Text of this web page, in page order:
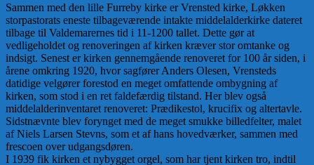
Sammen med den lille Furreby kirke er Vrensted kirke, Løkken
storpastorats eneste tilbageværende intakte middelalderkirke dateret
tilbage til Valdemarernes tid i 11-1200 tallet. Dette gør at
vedligeholdet og renoveringen af kirken kræver stor omtanke og
indsigt. Senest er kirken gennemgående renoveret for 100 år siden, i
årene omkring 1920, hvor sagfører Anders Olesen, Vrensteds
datidige velgører forestod en meget omfattende ombygning af
kirken, som stod i en ret faldefærdig tilstand. Her blev også
middelalderinventaret renoveret: Prædikestol, krucifix og altertavle.
Sidstnævnte blev forynget med de meget smukke billedfelter, malet
af Niels Larsen Stevns, som et af hans hovedværker, sammen med
frescoen over udgangsdøren.
I 1939 fik kirken et nybygget orgel, som har tjent kirken tro, indtil